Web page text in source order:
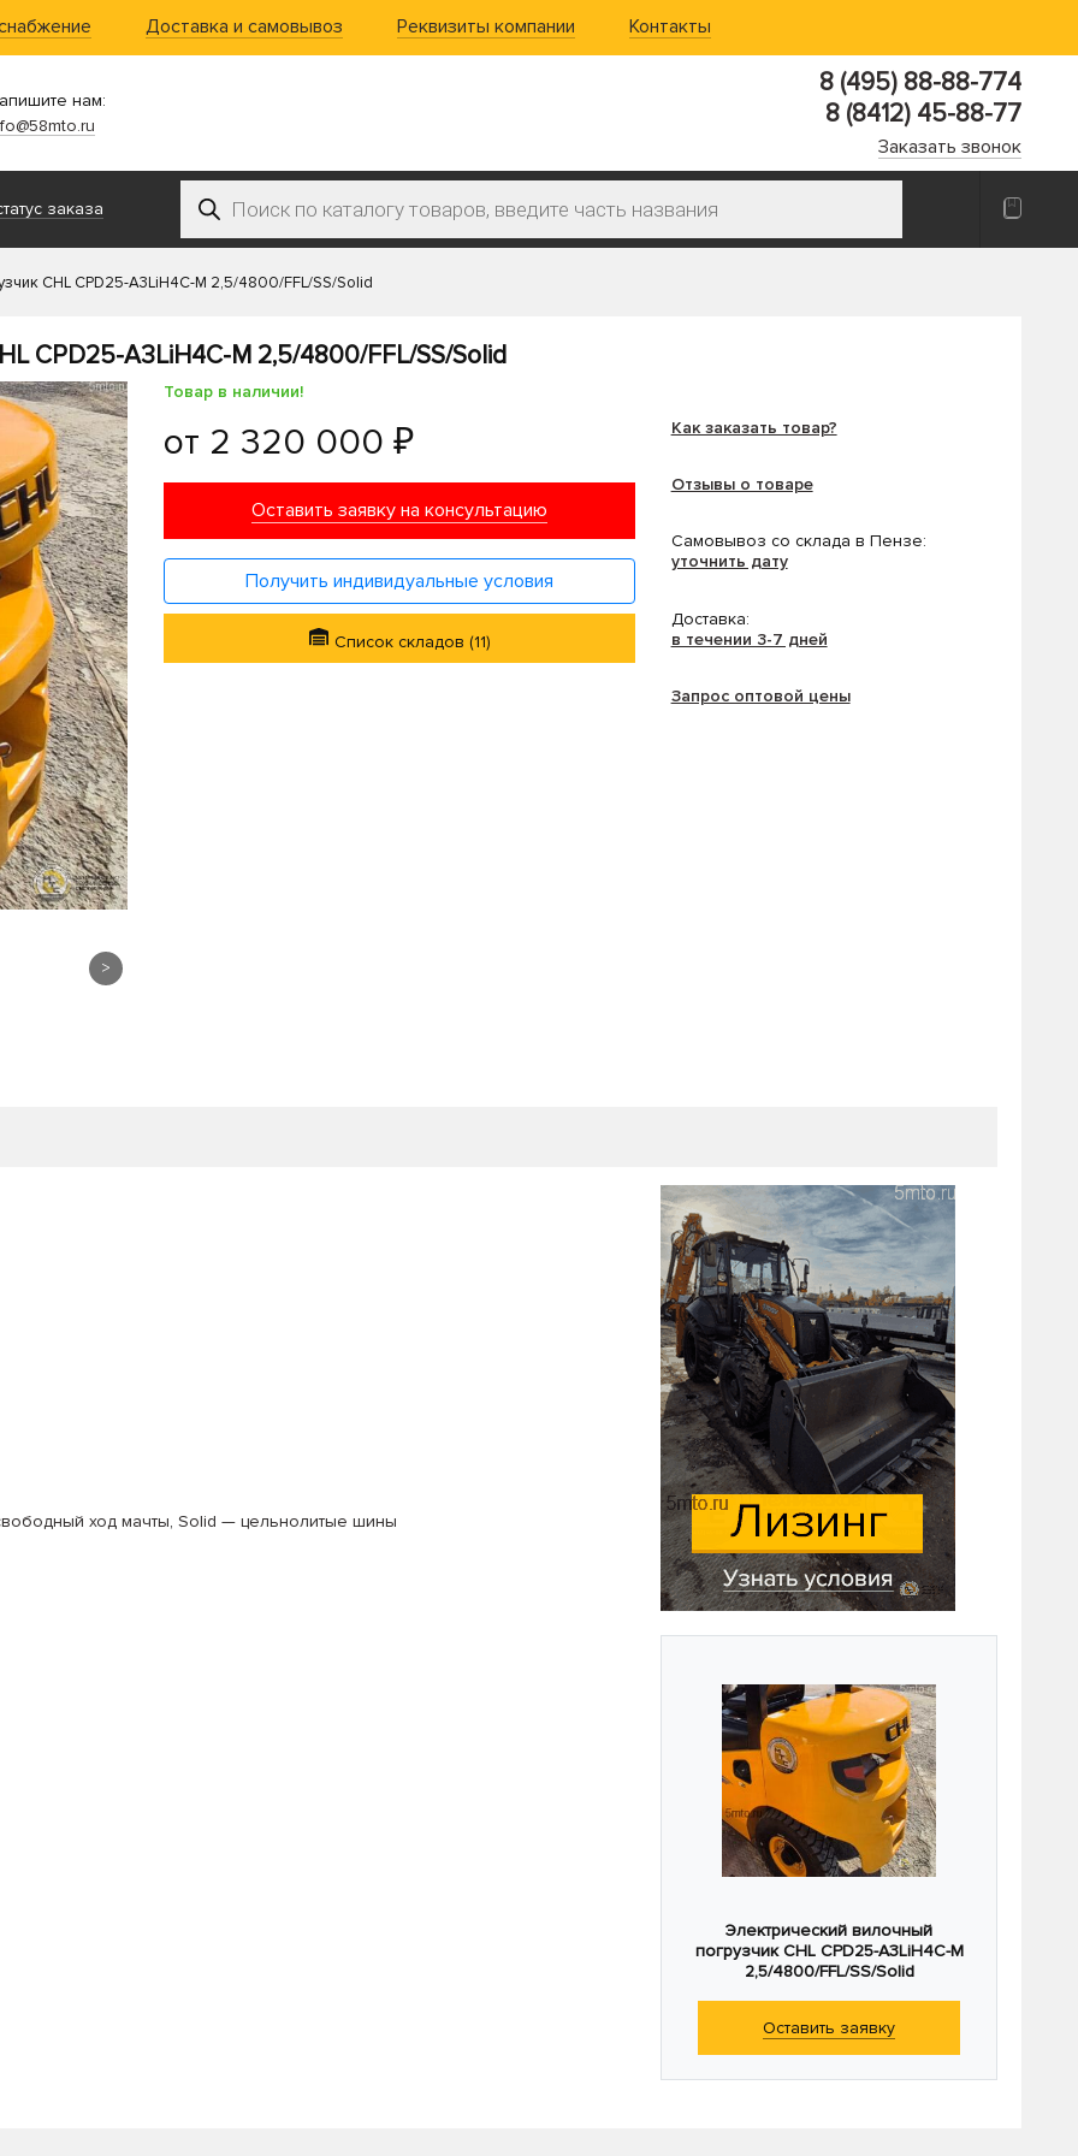
Доставка и самовывоз Реквизиты компании Контакты
нам:
8 (495) 88-88-774
8 (8412) 45-88-77
Заказать звонок
заказа Поиск товаров
CHL CPD25-A3LiH4C-M 2,5/4800/FFL/SS/Solid
CPD25-A3LiH4C-M 2,5/4800/FFL/SS/Solid
>
Товар в наличии!
от 2 320 000 ₽
Оставить заявку на консультацию
Получить индивидуальные условия
Список складов (11)
Как заказать товар?
Отзывы о товаре
Самовывоз со склада в Пензе:
уточнить дату
Доставка:
в течении 3-7 дней
Запрос оптовой цены
ход мачты, Solid — цельнолитые шины
Электрический вилочный
погрузчик CHL CPD25-A3LiH4C-M
2,5/4800/FFL/SS/Solid
Оставить заявку